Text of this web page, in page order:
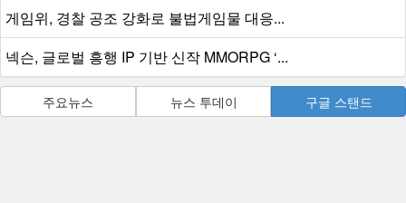
게임위, 경찰 공조 강화로 불법게임물 대응...
넥슨, 글로벌 흥행 IP 기반 신작 MMORPG ‘...
주요뉴스 뉴스 투데이 구글 스탠드